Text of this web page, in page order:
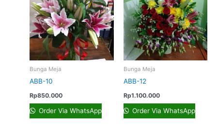
Bunga Meja
ABB-10
Rp850.000
Order Via WhatsApp
Bunga Meja
ABB-12
Rp1.100.000
Order Via WhatsApp